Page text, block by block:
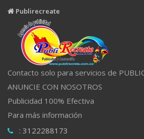
Publirecreate
Contacto solo para servicios de
ANUNCIE CON NOSOTROS
Publicidad 100% Efectiva
Para más información
: 3122288173